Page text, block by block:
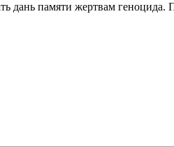
дань памяти жертвам